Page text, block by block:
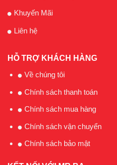
Khuyến Mãi
Liên hệ
HỖ TRỢ KHÁCH HÀNG
Về chúng tôi
Chính sách thanh toán
Chính sách mua hàng
Chính sách vận chuyển
Chính sách bảo mật